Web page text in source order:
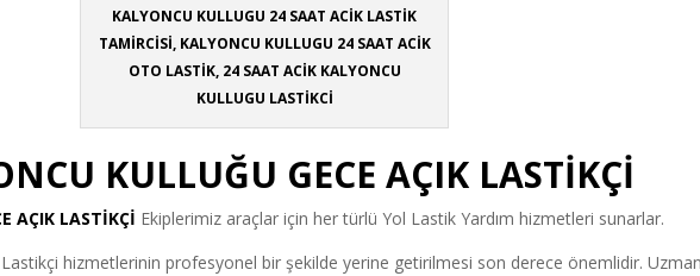
KALYONCU KULLUGU 24 SAAT ACİK LASTİK
TAMİRCİSİ, KALYONCU KULLUGU 24 SAAT ACİK
OTO LASTİK, 24 SAAT ACİK KALYONCU
KULLUGU LASTİKCİ
KULLUĞU GECE AÇIK LASTİKÇİ
AÇIK LASTİKÇİ Ekiplerimiz araçlar için her türlü Yol Lastik Yardım hizmetleri sunarlar.
hizmetlerinin profesyonel bir şekilde yerine getirilmesi son derece önemlidir. Uzman